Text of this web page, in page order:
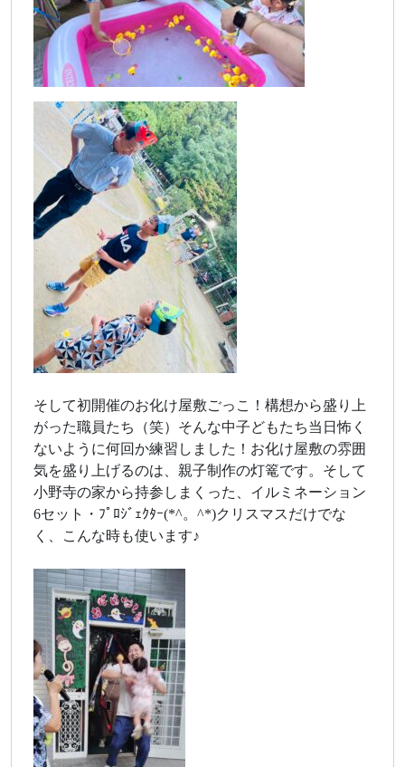
そして初開催のお化け屋敷ごっこ！構想から盛り上
がった職員たち（笑）そんな中子どもたち当日怖く
ないように何回か練習しました！お化け屋敷の雰囲
気を盛り上げるのは、親子制作の灯篭です。そして
小野寺の家から持参しまくった、イルミネーション
6セット・ﾌﾟﾛｼﾞｪｸﾀｰ(*^。^*)クリスマスだけでな
く、こんな時も使います♪